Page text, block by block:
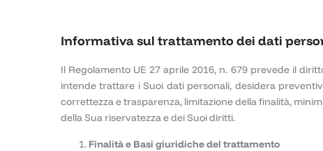
Informativa sul trattamento dei dati
Il Regolamento UE 27 aprile 2016, n. 679 prevede il
intende trattare i Suoi dati personali, desidera
correttezza e trasparenza, limitazione della finalità,
della Sua riservatezza e dei Suoi diritti.
Finalità e Basi giuridiche del trattamento